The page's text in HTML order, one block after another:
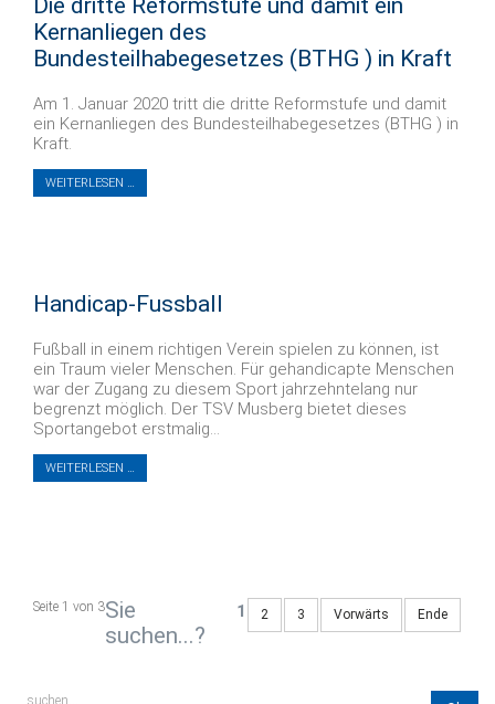
Die dritte Reformstufe und damit ein
Kernanliegen des
Bundesteilhabegesetzes (BTHG ) in Kraft
Am 1. Januar 2020 tritt die dritte Reformstufe und damit
ein Kernanliegen des Bundesteilhabegesetzes (BTHG ) in
Kraft.
WEITERLESEN …
Handicap-Fussball
Fußball in einem richtigen Verein spielen zu können, ist
ein Traum vieler Menschen. Für gehandicapte Menschen
war der Zugang zu diesem Sport jahrzehntelang nur
begrenzt möglich. Der TSV Musberg bietet dieses
Sportangebot erstmalig...
WEITERLESEN …
Seite 1 von 3 1 2 3 Vorwärts Ende
Sie
suchen...?